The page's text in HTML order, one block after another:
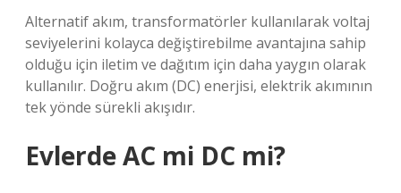
Alternatif akım, transformatörler kullanılarak voltaj
seviyelerini kolayca değiştirebilme avantajına sahip
olduğu için iletim ve dağıtım için daha yaygın olarak
kullanılır. Doğru akım (DC) enerjisi, elektrik akımının
tek yönde sürekli akışıdır.
Evlerde AC mi DC mi?